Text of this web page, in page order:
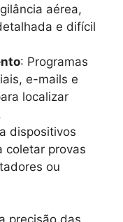
aérea,
e difícil
: Programas
e-mails e
localizar
dispositivos
coletar provas
ou